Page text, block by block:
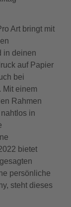
Art bringt mit
in deinen
auf Papier
bei
Mit einem
Rahmen
in
bietet
persönliche
steht dieses